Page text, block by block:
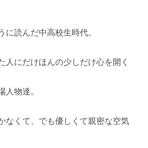
読んだ中高校生時代。
人にだけほんの少しだけ心を開く
人物達。
なくて、でも優しくて親密な空気